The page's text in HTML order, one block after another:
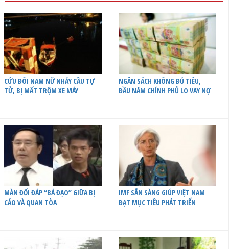
CỨU ĐÔI NAM NỮ NHẢY CẦU TỰ
TỬ, BỊ MẤT TRỘM XE MÁY
NGÂN SÁCH KHÔNG ĐỦ TIÊU,
ĐẦU NĂM CHÍNH PHỦ LO VAY NỢ
MÀN ĐỐI ĐÁP “BÁ ĐẠO” GIỮA BỊ
CÁO VÀ QUAN TÒA
IMF SẴN SÀNG GIÚP VIỆT NAM
ĐẠT MỤC TIÊU PHÁT TRIỂN